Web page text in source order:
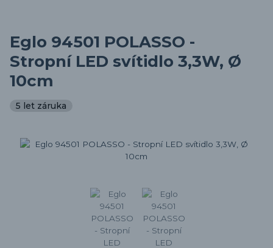
Eglo 94501 POLASSO -
Stropní LED svítidlo 3,3W, Ø
10cm
5 let záruka